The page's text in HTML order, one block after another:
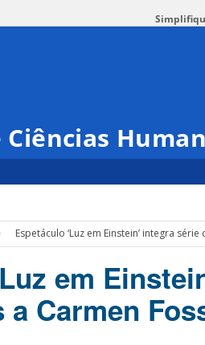
Espetáculo ‘Luz em Einstein’ integra
em
a Carmen